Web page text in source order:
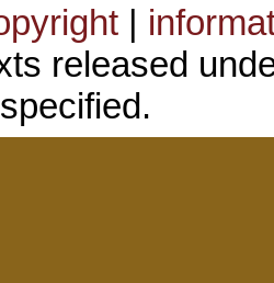
|
released